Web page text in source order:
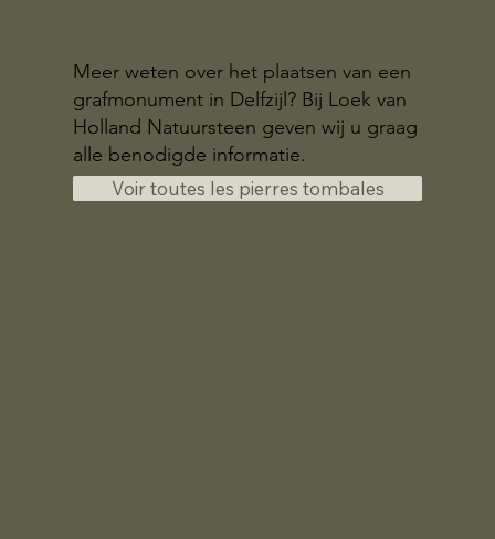
Meer weten over het plaatsen van een
grafmonument in Delfzijl? Bij Loek van
Holland Natuursteen geven wij u graag
alle benodigde informatie.
Voir toutes les pierres tombales